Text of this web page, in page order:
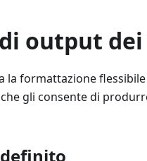
output
la formattazione
gli consente di